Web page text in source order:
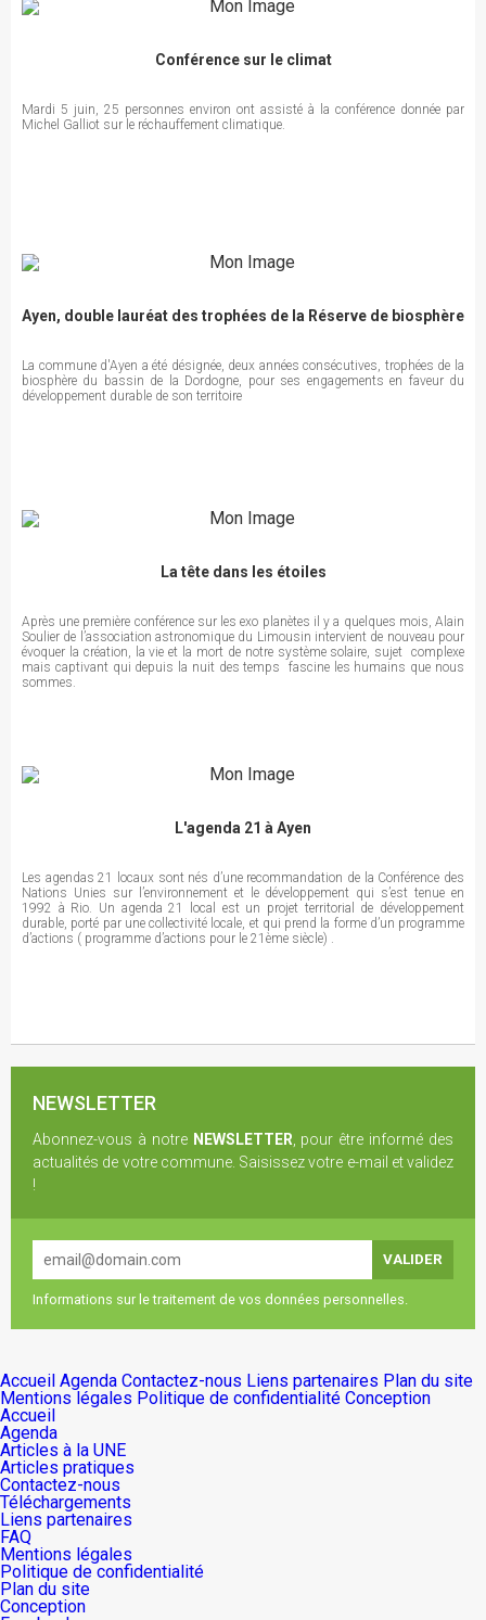
Conférence sur le climat
Mardi 5 juin, 25 personnes environ ont assisté à la conférence donnée par
Michel Galliot sur le réchauffement climatique.
Ayen, double lauréat des trophées de la Réserve de biosphère
La commune d'Ayen a été désignée, deux années consécutives, trophées de la
biosphère du bassin de la Dordogne, pour ses engagements en faveur du
développement durable de son territoire
La tête dans les étoiles
Après une première conférence sur les exo planètes il y a quelques mois, Alain
Soulier de l’association astronomique du Limousin intervient de nouveau pour
évoquer la création, la vie et la mort de notre système solaire, sujet complexe
mais captivant qui depuis la nuit des temps fascine les humains que nous
sommes.
L'agenda 21 à Ayen
Les agendas 21 locaux sont nés d’une recommandation de la Conférence des
Nations Unies sur l’environnement et le développement qui s’est tenue en
1992 à Rio. Un agenda 21 local est un projet territorial de développement
durable, porté par une collectivité locale, et qui prend la forme d’un programme
d’actions ( programme d’actions pour le 21ème siècle) .
NEWSLETTER
Abonnez-vous à notre NEWSLETTER , pour être informé des
actualités de votre commune. Saisissez votre e-mail et validez
!
Informations sur le traitement de vos données personnelles.
Accueil Agenda Contactez-nous Liens partenaires Plan du site
Mentions légales Politique de confidentialité Conception
Accueil
Agenda
Articles à la UNE
Articles pratiques
Contactez-nous
Téléchargements
Liens partenaires
FAQ
Mentions légales
Politique de confidentialité
Plan du site
Conception